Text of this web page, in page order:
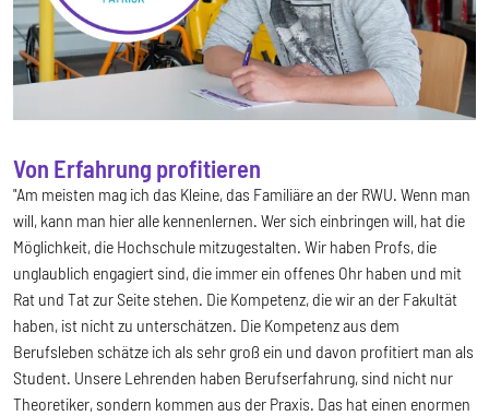
Von Erfahrung profitieren
"Am meisten mag ich das Kleine, das Familiäre an der RWU. Wenn man
will, kann man hier alle kennenlernen. Wer sich einbringen will, hat die
Möglichkeit, die Hochschule mitzugestalten. Wir haben Profs, die
unglaublich engagiert sind, die immer ein offenes Ohr haben und mit
Rat und Tat zur Seite stehen. Die Kompetenz, die wir an der Fakultät
haben, ist nicht zu unterschätzen. Die Kompetenz aus dem
Berufsleben schätze ich als sehr groß ein und davon profitiert man als
Student. Unsere Lehrenden haben Berufserfahrung, sind nicht nur
Theoretiker, sondern kommen aus der Praxis. Das hat einen enormen